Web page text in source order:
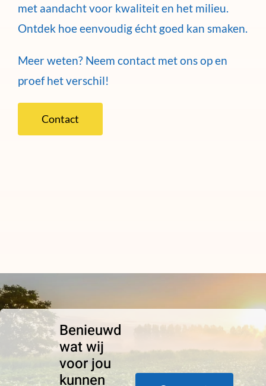
met aandacht voor kwaliteit en het milieu.
Ontdek hoe eenvoudig écht goed kan smaken.
Meer weten? Neem contact met ons op en
proef het verschil!
Contact
Benieuwd
wat wij
voor jou
kunnen